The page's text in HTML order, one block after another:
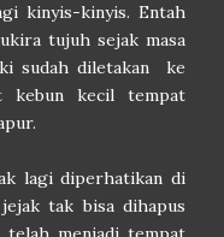
kinyis-kinyis. Entah
tujuh sejak masa
sudah diletakan ke
kebun kecil tempat
lagi diperhatikan di
tak bisa dihapus